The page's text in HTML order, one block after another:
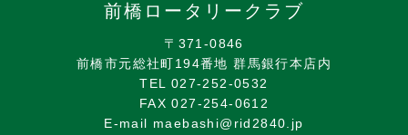
前橋ロータリークラブ
〒371-0846
前橋市元総社町194番地 群馬銀行本店内
TEL 027-252-0532
FAX 027-254-0612
E-mail maebashi@rid2840.jp